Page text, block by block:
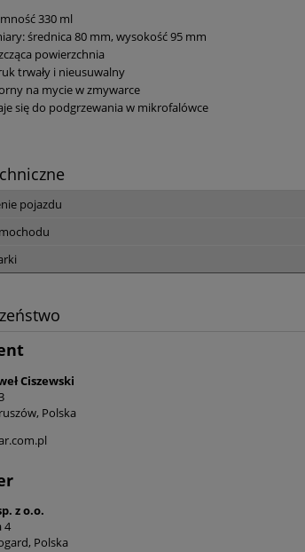
330 ml
średnica 80 mm, wysokość 95 mm
powierzchnia
trwały i nieusuwalny
na mycie w zmywarce
się do podgrzewania w mikrofalówce
pojazdu
Ciszewski
Polska
z o.o.
4
Polska